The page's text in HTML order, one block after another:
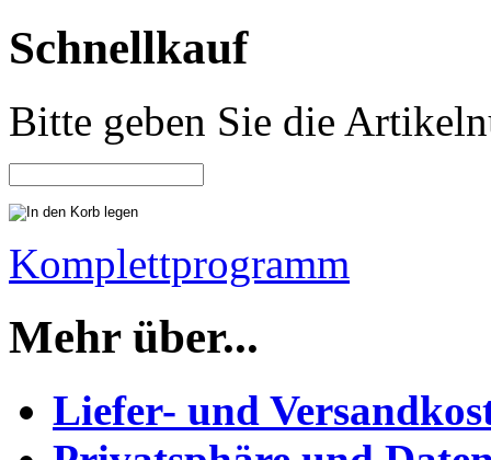
Schnellkauf
Bitte geben Sie die
Komplettprogramm
Mehr über...
Liefer- und